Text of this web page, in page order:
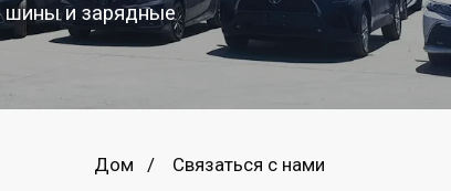
шины и зарядные
Дом Связаться с нами